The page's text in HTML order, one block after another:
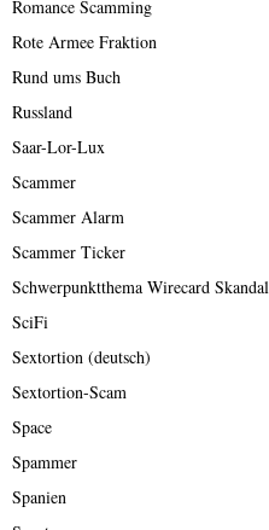
Romance Scamming
Rote Armee Fraktion
Rund ums Buch
Russland
Saar-Lor-Lux
Scammer
Scammer Alarm
Scammer Ticker
Schwerpunktthema Wirecard Skandal
SciFi
Sextortion (deutsch)
Sextortion-Scam
Space
Spammer
Spanien